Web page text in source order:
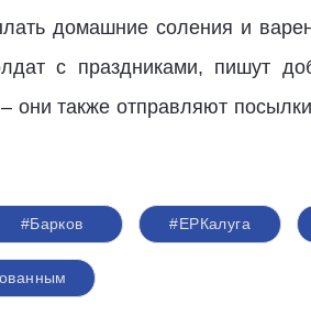
домашние соления и
с праздниками, пишут
они также отправляют
#Барков #ЕРКалуга